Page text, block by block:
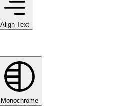
Align Text
Monochrome